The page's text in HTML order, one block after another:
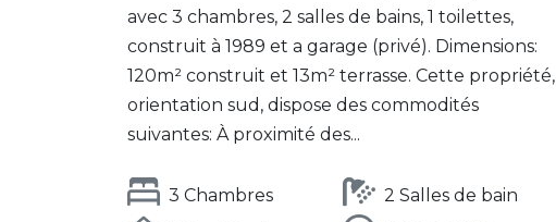
avec 3 chambres, 2 salles de bains, 1 toilettes,
construit à 1989 et a garage (privé). Dimensions:
120m² construit et 13m² terrasse. Cette propriété,
orientation sud, dispose des commodités
suivantes: À proximité des...
3 Chambres
2 Salles de bain